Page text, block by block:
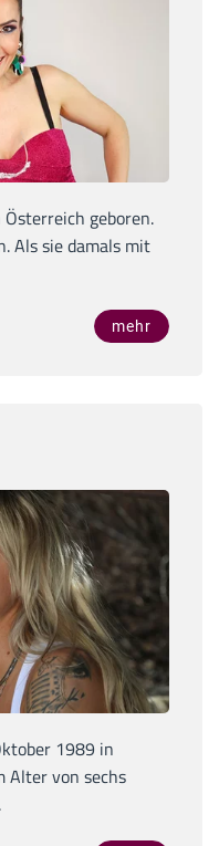
geboren.
Als sie damals mit
mehr
1989 in
Alter von sechs